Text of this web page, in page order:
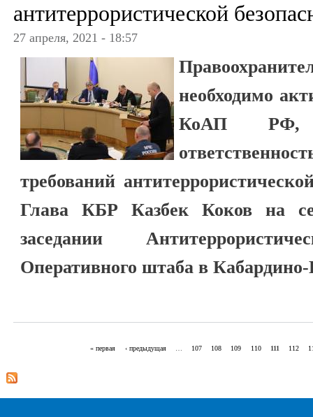
антитеррористической
27 апреля, 2021 - 18:57
необходимо
КоАП РФ,
требований
Глава КБР Казбек Коков на
заседании
Оперативного штаба в
« первая ‹ предыдущая 107 108 109 110 111 112